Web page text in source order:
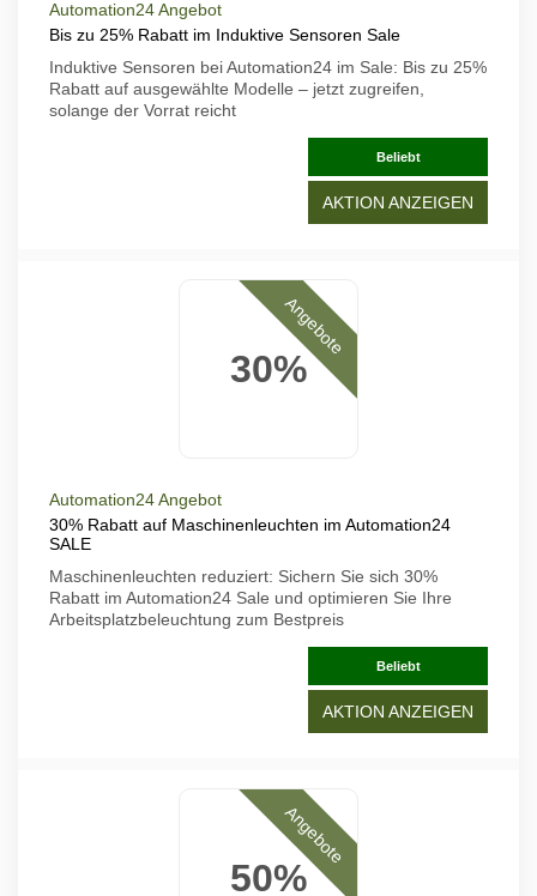
Automation24 Angebot
Bis zu 25% Rabatt im Induktive Sensoren Sale
Induktive Sensoren bei Automation24 im Sale: Bis zu 25%
Rabatt auf ausgewählte Modelle – jetzt zugreifen,
solange der Vorrat reicht
Beliebt
AKTION ANZEIGEN
30%
Angebote
Automation24 Angebot
30% Rabatt auf Maschinenleuchten im Automation24
SALE
Maschinenleuchten reduziert: Sichern Sie sich 30%
Rabatt im Automation24 Sale und optimieren Sie Ihre
Arbeitsplatzbeleuchtung zum Bestpreis
Beliebt
AKTION ANZEIGEN
50%
Angebote